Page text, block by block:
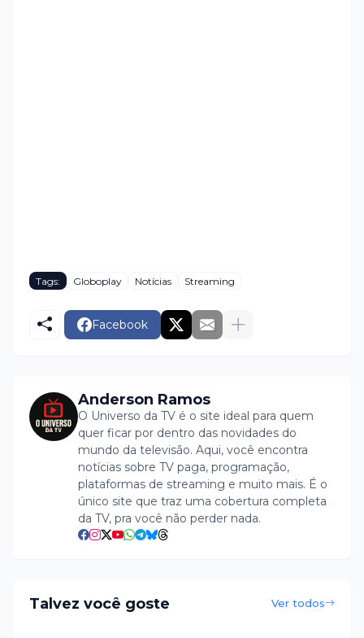
Tags: Globoplay Notícias Streaming
Facebook
Anderson Ramos
O Universo da TV é o site ideal para quem
quer ficar por dentro das novidades do
mundo da televisão. Aqui, você encontra
notícias sobre TV paga, programação,
plataformas de streaming e muito mais. É o
único site que traz uma cobertura completa
da TV, pra você não perder nada.
Talvez você goste Ver todos